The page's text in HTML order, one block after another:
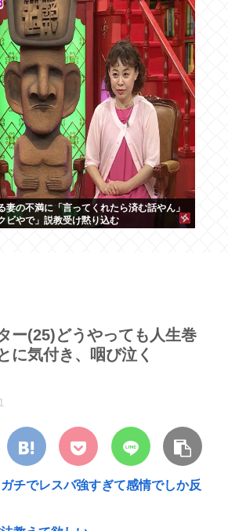
の不満に「言ってくれたら済む話やん」
ビやで」説教受け黙り込む
ー(25)どうやっても人生巻
に気付き、咽び泣く
ガチでレスバ強すぎて感情でしか反